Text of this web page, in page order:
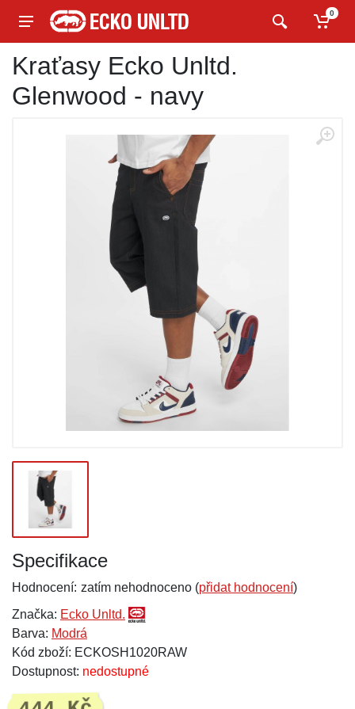
0
Kraťasy Ecko Unltd.
Glenwood - navy
Specifikace
Hodnocení: zatím nehodnoceno (přidat hodnocení)
Značka: Ecko Unltd.
Barva: Modrá
Kód zboží: ECKOSH1020RAW
Dostupnost: nedostupné